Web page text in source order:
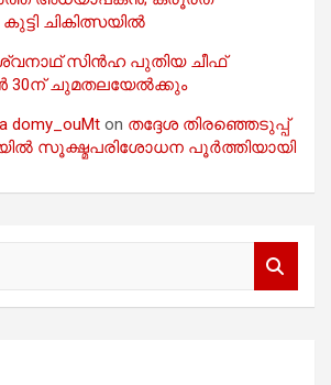
ചികിത്സയിൽ
സിൻഹ പുതിയ ചീഫ്
30ന് ചുമതലയേൽക്കും
domy_ouMt on തദ്ദേശ തിരഞ്ഞെടുപ്പ്
സൂക്ഷ്മപരിശോധന പൂർത്തിയായി